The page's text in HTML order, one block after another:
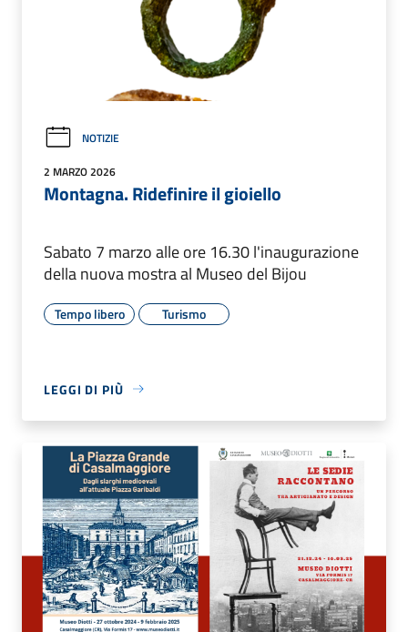
NOTIZIE
2 MARZO 2026
Montagna. Ridefinire il gioiello
Sabato 7 marzo alle ore 16.30 l'inaugurazione
della nuova mostra al Museo del Bijou
Tempo libero Turismo
LEGGI DI PIÙ